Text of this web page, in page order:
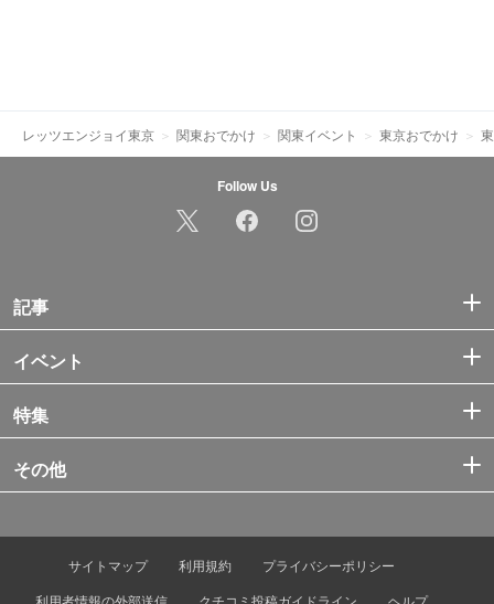
レッツエンジョイ東京 関東おでかけ 関東イベント 東京おでかけ
Follow Us
記事
イベント
特集
その他
サイトマップ 利用規約
プライバシーポリシー
利用者情報の外部送信
クチコミ投稿ガイドライン ヘルプ